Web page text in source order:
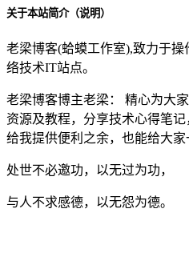
关于本站简介（说明）
老梁博客(蛤蟆工作室),致力于
络技术IT站点。
老梁博客博主老梁： 精心为大
资源及教程，分享技术心得笔
给我提供便利之余，也能给大家
处世不必邀功，以无过为功，
与人不求感德，以无怨为德。